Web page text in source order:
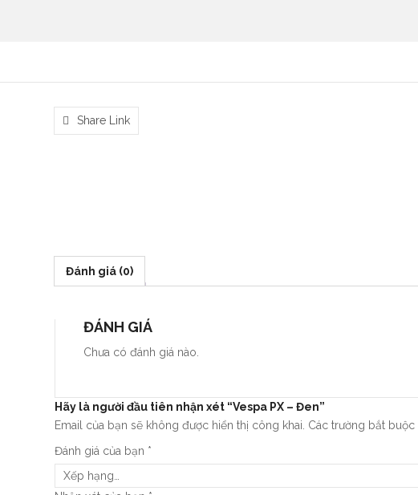
Share Link
Đánh giá (0)
ĐÁNH GIÁ
Chưa có đánh giá nào.
Hãy là người đầu tiên nhận xét “Vespa PX – Đen”
Email của bạn sẽ không được hiển thị công khai. Các trường bắt
Đánh giá của bạn *